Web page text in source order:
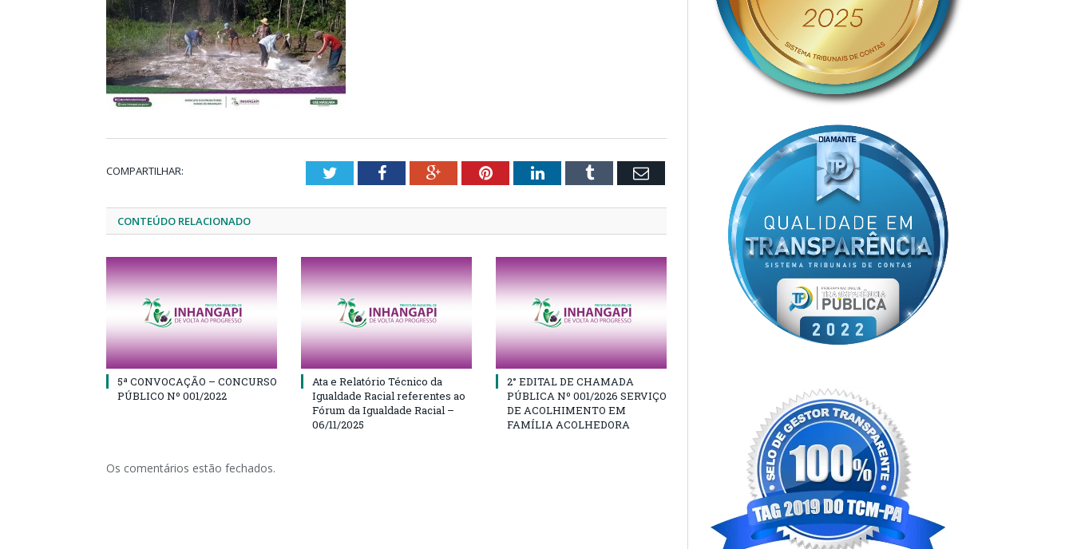
COMPARTILHAR: TwitterFacebookGoogle+PinterestLinkedInTumblr Email
CONTEÚDO RELACIONADO
5ª CONVOCAÇÃO – CONCURSO
PÚBLICO Nº 001/2022
Ata e Relatório Técnico da
Igualdade Racial referentes ao
Fórum da Igualdade Racial –
06/11/2025
2° EDITAL DE CHAMADA
PÚBLICA Nº 001/2026 SERVIÇO
DE ACOLHIMENTO EM
FAMÍLIA ACOLHEDORA
Os comentários estão fechados.